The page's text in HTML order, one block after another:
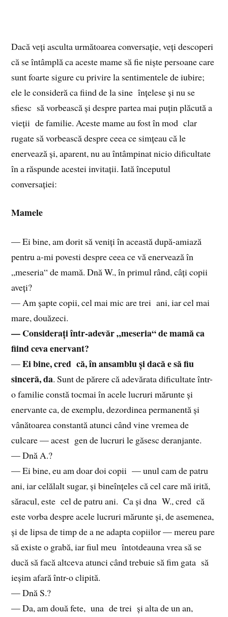
Dacă veți asculta următoarea conversație, veți descoperi
că se întâmplă ca aceste mame să fie niște persoane care
sunt foarte sigure cu privire la sentimentele de iubire;
ele le consideră ca fiind de la sine înțelese și nu se
sfiesc să vorbească și despre partea mai puțin plăcută a
vieții de familie. Aceste mame au fost în mod clar
rugate să vorbească despre ceea ce simțeau că le
enervează și, aparent, nu au întâmpinat nicio dificultate
în a răspunde acestei invitații. Iată începutul
conversației:
Mamele
— Ei bine, am dorit să veniți în această după-amiază
pentru a-mi povesti despre ceea ce vă enervează în
„meseria“ de mamă. Dnă W., în primul rând, câți copii
aveți?
— Am șapte copii, cel mai mic are trei ani, iar cel mai
mare, douăzeci.
— Considerați într-adevăr „meseria“ de mamă ca
fiind ceva enervant?
—Ei bine, cred că, în ansamblu și dacă e să fiu
sinceră, da. Sunt de părere că adevărata dificultate într-
o familie constă tocmai în acele lucruri mărunte și
enervante ca, de exemplu, dezordinea permanentă și
vânătoarea constantă atunci când vine vremea de
culcare — acest gen de lucruri le găsesc deranjante.
— Dnă A.?
— Ei bine, eu am doar doi copii — unul cam de patru
ani, iar celălalt sugar, și bineînțeles că cel care mă irită,
săracul, este cel de patru ani. Ca și dna W., cred că
este vorba despre acele lucruri mărunte și, de asemenea,
și de lipsa de timp de a ne adapta copiilor — mereu pare
să existe o grabă, iar fiul meu întotdeauna vrea să se
ducă să facă altceva atunci când trebuie să fim gata să
ieșim afară într-o clipită.
— Dnă S.?
— Da, am două fete, una de trei și alta de un an,